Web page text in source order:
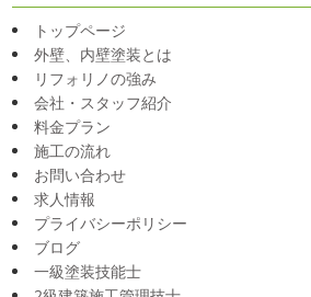
トップページ
外壁、内壁塗装とは
リフォリノの強み
会社・スタッフ紹介
料金プラン
施工の流れ
お問い合わせ
求人情報
プライバシーポリシー
ブログ
一級塗装技能士